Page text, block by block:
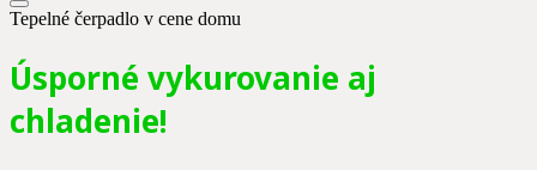
Tepelné čerpadlo v cene domu
Úsporné vykurovanie aj
chladenie!